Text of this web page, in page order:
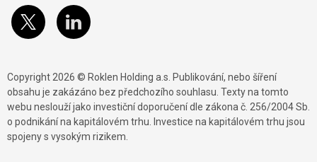
Copyright 2026 © Roklen Holding a.s. Publikování, nebo šíření
obsahu je zakázáno bez předchozího souhlasu. Texty na tomto
webu neslouží jako investiční doporučení dle zákona č. 256/2004 Sb.
o podnikání na kapitálovém trhu. Investice na kapitálovém trhu jsou
spojeny s vysokým rizikem.